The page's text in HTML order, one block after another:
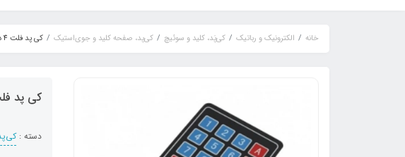
خانه الکترونیک و رباتیک کی‌پَد، کلید و سوئیچ کی‌پد‌، صفحه کلید و جوی‌استیک کی پد فلت 4 در 4 ماتریسی
کی پد فلت 4 در 4
دسته :